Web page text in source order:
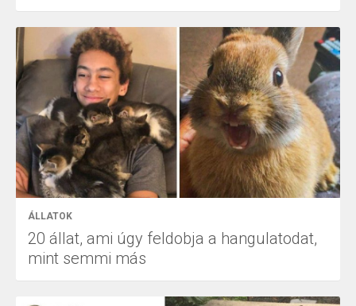
ÁLLATOK
20 állat, ami úgy feldobja a hangulatodat,
mint semmi más